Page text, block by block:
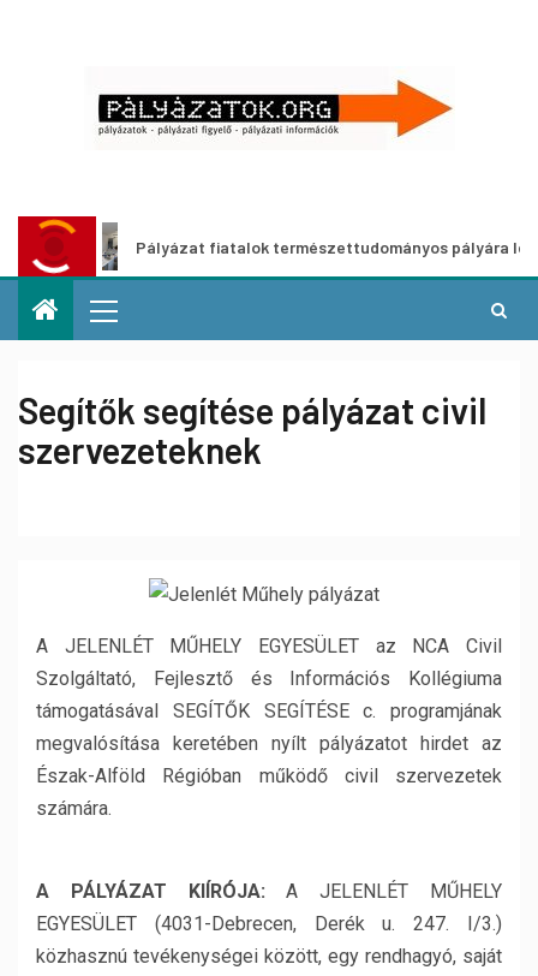
Pályázat fiatalok természettudományos pályára lépését
Segítők segítése pályázat civil
szervezeteknek
A JELENLÉT MŰHELY EGYESÜLET az NCA Civil
Szolgáltató, Fejlesztő és Információs Kollégiuma
támogatásával SEGÍTŐK SEGÍTÉSE c. programjának
megvalósítása keretében nyílt pályázatot hirdet az
Észak-Alföld Régióban működő civil szervezetek
számára.
A PÁLYÁZAT KIÍRÓJA: A JELENLÉT MŰHELY
EGYESÜLET (4031-Debrecen, Derék u. 247. I/3.)
közhasznú tevékenységei között, egy rendhagyó, saját